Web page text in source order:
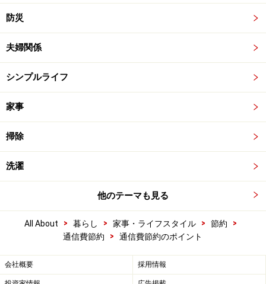
防災
夫婦関係
シンプルライフ
家事
掃除
洗濯
他のテーマも見る
All About > 暮らし > 家事・ライフスタイル > 節約
>
通信費節約
> 通信費節約のポイント
会社概要 採用情報